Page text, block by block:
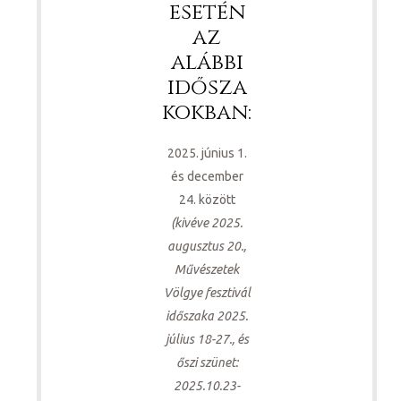
esetén
az
alábbi
idősza
kokban:
2025. június 1.
és december
24. között
(kivéve 2025.
augusztus 20.,
Művészetek
Völgye fesztivál
időszaka 2025.
július 18-27., és
őszi szünet:
2025.10.23-